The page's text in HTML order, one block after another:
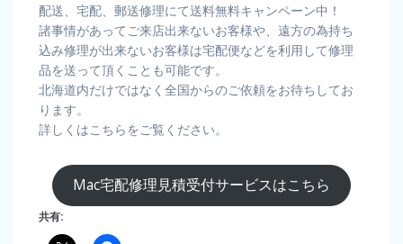
配送、宅配、郵送修理にて送料無料キャンペーン中！
諸事情があってご来店出来ないお客様や、遠方の為持ち
込み修理が出来ないお客様は宅配便などを利用して修理
品を送って頂くことも可能です。
北海道内だけではなく全国からのご依頼をお待ちしてお
ります。
詳しくはこちらをご覧ください。
Mac宅配修理見積受付サービスはこちら
共有: